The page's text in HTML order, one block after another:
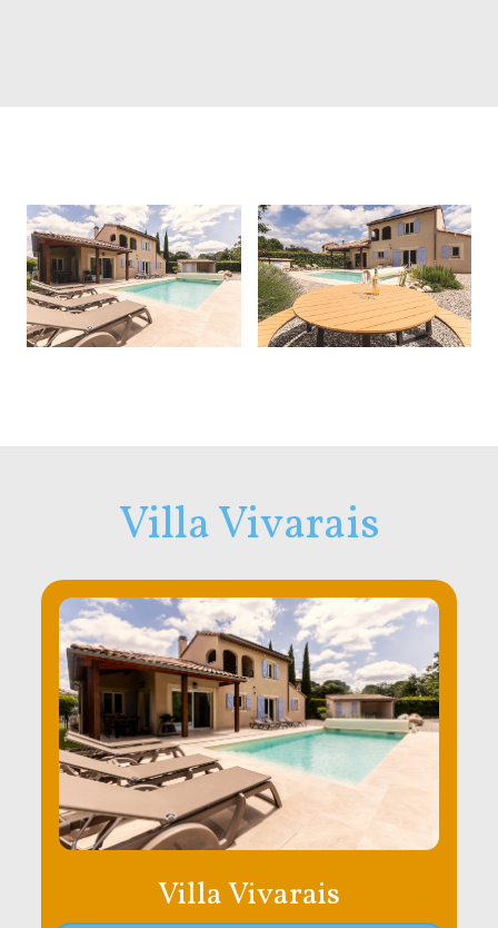
Villa Vivarais
Villa Vivarais